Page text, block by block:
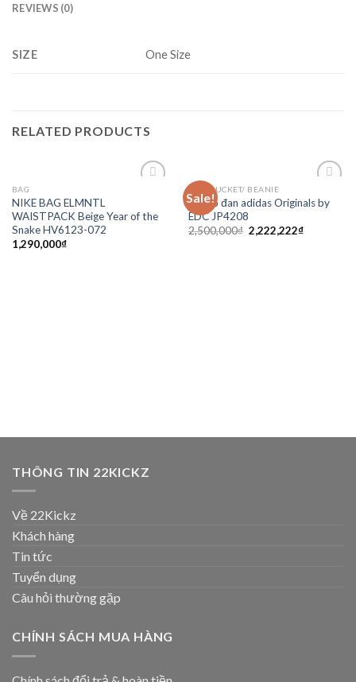
REVIEWS (0)
SIZE One Size
RELATED PRODUCTS
BAG
NIKE BAG ELMNTL
WAISTPACK Beige Year of the
Snake HV6123-072
1,290,000₫
Sale!
wishlist
CAP/ BUCKET/ BEANIE
Mũ xô đan adidas Originals by
EDC JP4208
2,500,000₫ 2,222,222₫
THÔNG TIN 22KICKZ
Về 22Kickz
Khách hàng
Tin tức
Tuyển dụng
Câu hỏi thường gặp
CHÍNH SÁCH MUA HÀNG